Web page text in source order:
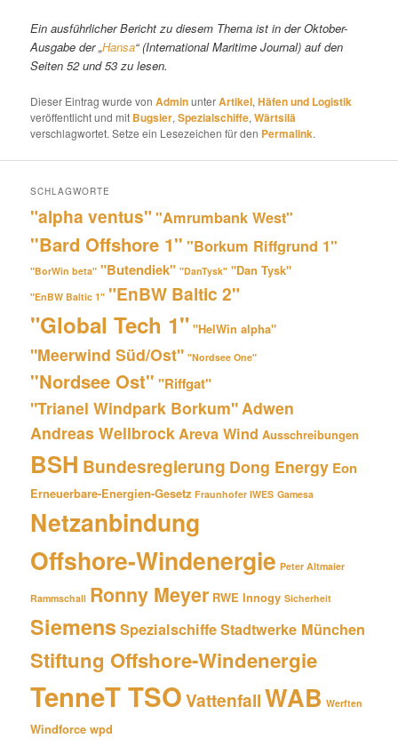
Ein ausführlicher Bericht zu diesem Thema ist in der Oktober-
Ausgabe der „Hansa“ (International Maritime Journal) auf den
Seiten 52 und 53 zu lesen.
Dieser Eintrag wurde vonAdminunterArtikel,Häfen und Logistik
veröffentlicht und mit Bugsier,Spezialschiffe,Wärtsilä
verschlagwortet. Setze ein Lesezeichen für den Permalink.
SCHLAGWORTE
"alpha ventus" "Amrumbank West"
"Bard Offshore 1" "Borkum Riffgrund 1"
"BorWin beta" "Butendiek" "DanTysk" "Dan Tysk"
"EnBW Baltic 1" "EnBW Baltic 2"
"Global Tech 1" "HelWin alpha"
"Meerwind Süd/Ost" "Nordsee One"
"Nordsee Ost" "Riffgat"
"Trianel Windpark Borkum" Adwen
Andreas WellbrockAreva Wind Ausschreibungen
BSH Bundesregierung Dong Energy Eon
Erneuerbare-Energien-Gesetz Fraunhofer IWES Gamesa
Netzanbindung
Offshore-Windenergie Peter Altmaier
Rammschall Ronny Meyer RWE Innogy Sicherheit
Siemens SpezialschiffeStadtwerke München
Stiftung Offshore-Windenergie
TenneT TSOVattenfallWAB Werften
Windforce wpd